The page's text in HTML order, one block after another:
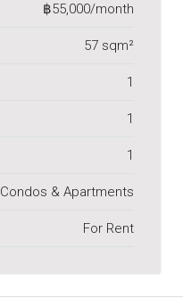
฿55,000/month
57 sqm²
1
1
1
Condos & Apartments
For Rent